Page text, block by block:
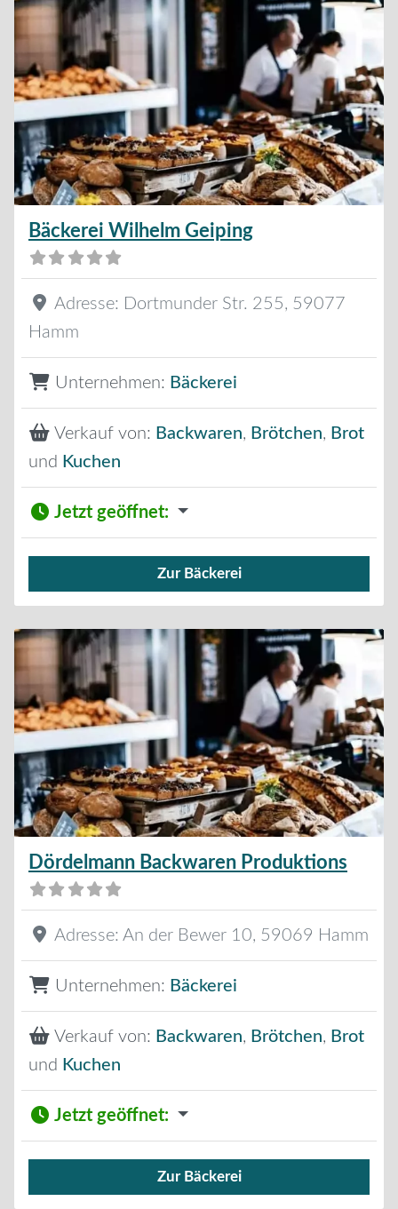
Bäckerei Wilhelm Geiping
Adresse: Dortmunder Str. 255, 59077
Hamm
Unternehmen: Bäckerei
Verkauf von: Backwaren, Brötchen, Brot
und Kuchen
Jetzt geöffnet:
Verkauf von Brötchen,
Zur Bäckerei
Dördelmann Backwaren Produktions
Adresse: An der Bewer 10, 59069 Hamm
Unternehmen: Bäckerei
Verkauf von: Backwaren, Brötchen, Brot
und Kuchen
Jetzt geöffnet:
Verkauf von Brötchen,
Zur Bäckerei